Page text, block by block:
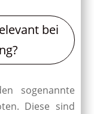
bei
sogenannte
Diese sind